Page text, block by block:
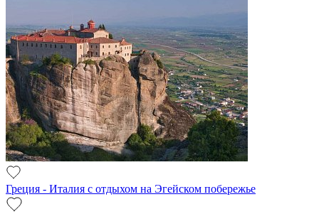
Греция - Италия с отдыхом на Эгейском побережье